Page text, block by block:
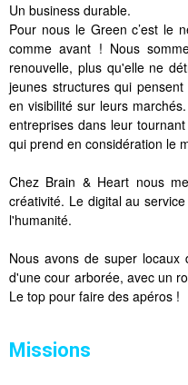
Un business durable.
Pour nous le Green c’est le
comme avant ! Nous
renouvelle, plus qu'elle ne
jeunes structures qui
en visibilité sur leurs
entreprises dans leur
qui prend en considération le
Chez Brain & Heart nous
créativité. Le digital au
l'humanité.
Nous avons de super locaux
d'une cour arborée, avec un
Le top pour faire des apéros !
Missions